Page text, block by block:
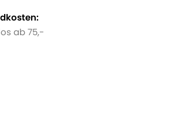
ab 75,-